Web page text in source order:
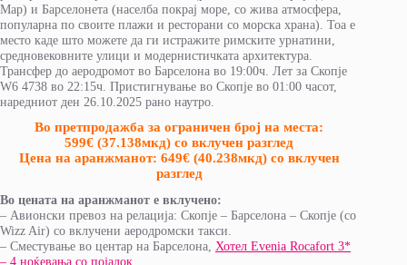
Мар) и Барселонета (населба покрај море, со жива атмосфера,
популарна по своите плажи и ресторани со морска храна). Тоа е
место каде што можете да ги истражите римските урнатини,
средновековните улици и модернистичката архитектура.
Трансфер до аеродромот во Барселона во 19:00ч. Лет за Скопје
W6 4738 во 22:15ч. Пристигнување во Скопје во 01:00 часот,
наредниот ден 26.10.2025 рано наутро.
Во претпродажба за ограничен број на места:
599€(37.138мкд) со вклучен разглед
Цена на аранжманот: 649€ (40.238мкд) со вклучен
разглед
Во цената на аранжманот е вклучено:
– Авионски превоз на релација: Скопје – Барселона – Скопје (со
Wizz Air) со вклучени аеродромски такси.
– Сместување во центар на Барселона, Хотел Evenia Rocafort 3*
– 4 ноќевања со појадок